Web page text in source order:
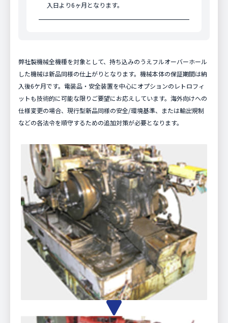
入日より6ヶ月となります。
弊社製機械全機種を対象として、持ち込みのうえフルオーバーホール
した機械は新品同様の仕上がりとなります。機械本体の保証期間は納
入後6ケ月です。電装品・安全装置を中心にオプションのレトロフィ
ットも技術的に可能な限りご要望にお応えしています。海外向けへの
仕様変更の場合、現行型新品同様の安全/環境基準、または輸出規制
などの各法令を順守するための追加対策が必要となります。